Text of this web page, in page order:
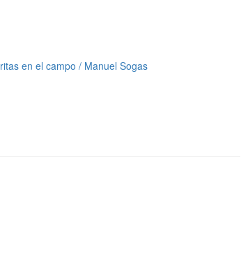
en el campo / Manuel Sogas